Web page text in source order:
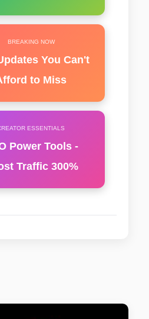
BREAKING NOW
You Can't
to Miss
ESSENTIALS
Power Tools -
Traffic 300%